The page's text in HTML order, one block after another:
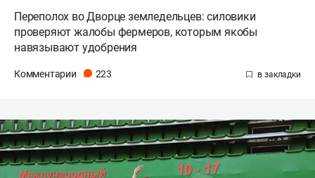
Переполох во Дворце земледельцев: силовики
проверяют жалобы фермеров, которым якобы
навязывают удобрения
Комментарии 223